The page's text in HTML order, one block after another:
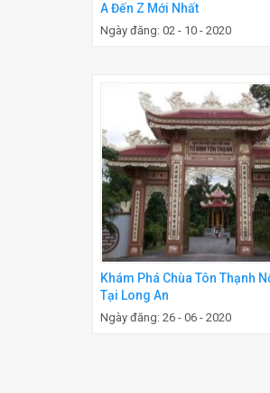
A Đến Z Mới Nhất
Ngày đăng: 02 - 10 - 2020
Khám Phá Chùa Tôn Thạnh
Tại Long An
Ngày đăng: 26 - 06 - 2020